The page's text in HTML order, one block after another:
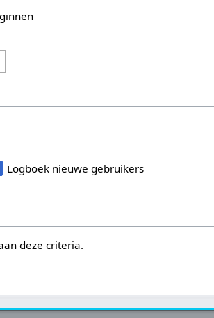
Logboek nieuwe gebruikers
deze criteria.